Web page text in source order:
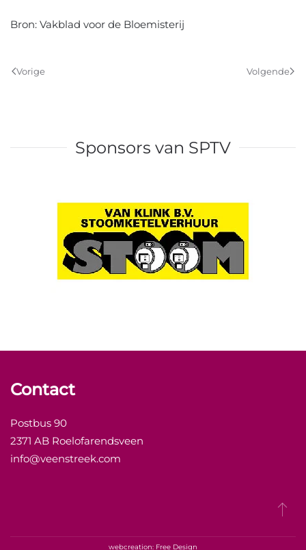
Bron: Vakblad voor de Bloemisterij
Vorige Volgende
Sponsors van SPTV
Contact
Postbus 90
2371 AB Roelofarendsveen
info@veenstreek.com
webcreation: Free Design